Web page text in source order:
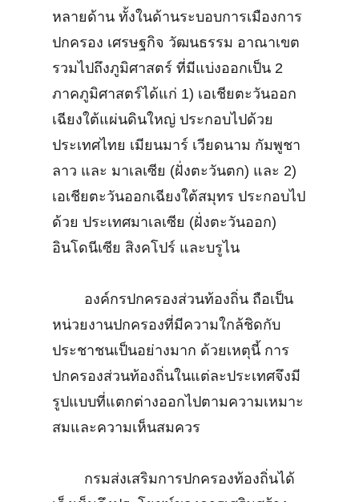
หลายด้าน ทั้งในด้านระบอบการเมืองการ
ปกครอง เศรษฐกิจ วัฒนธรรม อาณาเขต
รวมไปถึงภูมิศาสตร์ ที่มีแบ่งออกเป็น 2
ภาคภูมิศาสตร์ได้แก่ 1) เอเชียตะวันออก
เฉียงใต้แผ่นดินใหญ่ ประกอบไปด้วย
ประเทศไทย เมียนมาร์ เวียดนาม กัมพูชา
ลาว และ มาเลเซีย (ฝั่งตะวันตก) และ 2)
เอเชียตะวันออกเฉียงใต้สมุทร ประกอบไป
ด้วย ประเทศมาเลเซีย (ฝั่งตะวันออก)
อินโดนีเซีย สิงคโปร์ และบรูไน
องค์กรปกครองส่วนท้องถิ่น ถือเป็น
หน่วยงานปกครองที่มีความใกล้ชิดกับ
ประชาชนเป็นอย่างมาก ด้วยเหตุนี้ การ
ปกครองส่วนท้องถิ่นในแต่ละประเทศจึงมี
รูปแบบที่แตกต่างออกไปตามความเหมาะ
สมและความเห็นสมควร
กรมส่งเสริมการปกครองท้องถิ่นได้